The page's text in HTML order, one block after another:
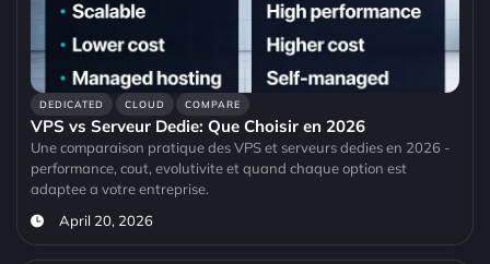
DEDICATED CLOUD COMPARE
VPS vs Serveur Dedie: Que Choisir en 2026
Une comparaison pratique des VPS et serveurs dedies en 2026 -
performance, cout, evolutivite et quand chaque option est
adaptee a votre entreprise.
April 20, 2026